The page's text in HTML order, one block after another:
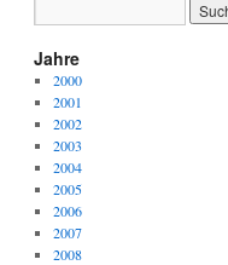
Jahre
2000
2001
2002
2003
2004
2005
2006
2007
2008